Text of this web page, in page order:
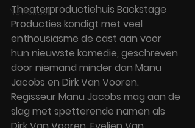
Newsflash
Theaterproductiehuis Backstage
Producties kondigt met veel
enthousiasme de cast aan voor
hun nieuwste komedie, geschreven
door niemand minder dan Manu
Jacobs en Dirk Van Vooren.
Regisseur Manu Jacobs mag aan de
slag met spetterende namen als